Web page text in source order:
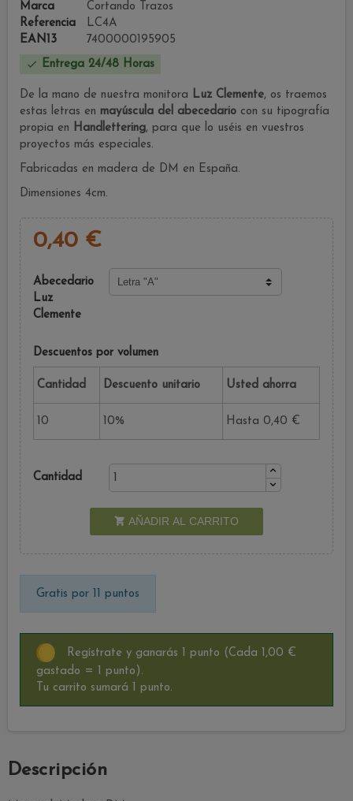
Marca
Cortando Trazos
Referencia
LC4A
EAN13
7400000195905
 Entrega 24/48 Horas
De la mano de nuestra monitora Luz Clemente, os traemos
estas letras en mayúscula del abecedario con su tipografía
propia en Handlettering, para que lo uséis en vuestros
proyectos más especiales.
Fabricadas en madera de DM en España.
Dimensiones 4cm.
0,40 €
Abecedario
Luz
Clemente
Descuentos por volumen
Cantidad Descuento unitario Usted ahorra
10 10% Hasta 0,40 €
Cantidad
 AÑADIR AL CARRITO
Gratis por 11 puntos
Regístrate y ganarás 1 punto (Cada 1,00 €
gastado = 1 punto).
Tu carrito sumará 1 punto.
Descripción